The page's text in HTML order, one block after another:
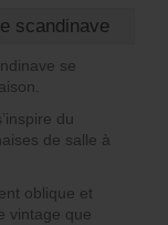
scandinave
se
du
de salle à
oblique et
vintage que